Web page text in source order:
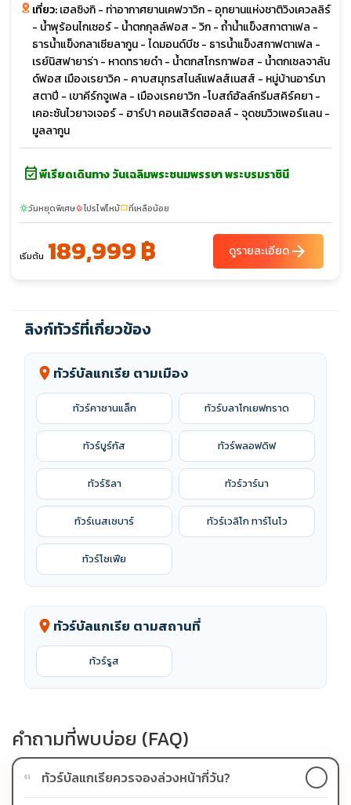
เที่ยว:เฮลซิงกิ - ท่าอากาศยานเคฟวาวิก - อุทยานแห่งชาติวิงเควลลิร์
- น้ำพุร้อนไกเซอร์ - น้ำตกกุลล์ฟอส - วิก - ถ้ำน้ำแข็งสกาตาเฟล -
ธารน้ำแข็งกลาเซียลากูน - ไดมอนด์บีช - ธารน้ำแข็งสกาฟตาเฟล -
เรย์นิสฟายาร่า - หาดทรายดำ - น้ำตกสโกรกาฟอส - น้ำตกเซลจาลัน
ด์ฟอส เมืองเรยาวิค - คาบสมุทรสไนล์แฟลส์เนสส์ - หมู่บ้านอาร์นา
สตาปี - เขาคีร์กจูเฟล - เมืองเรคยาวิก -โบสถ์ฮัลล์กรีมสคิร์คยา -
เคอะซันไวยาจเจอร์ - ฮาร์ปา คอนเสิร์ตฮอลล์ - จุดชมวิวเพอร์แลน -
มูลลากูน
event_availableพีเรียดเดินทาง วันเฉลิมพระชนมพรรษา พระบรมราชินี
sunnyวันหยุดพิเศษlocal_fire_departmentโปรไฟไหม้confirmation_numberที่เหลือน้อย
เริ่มต้น 189,999 ฿ ดูรายละเอียดarrow_forward
ลิงก์ทัวร์ที่เกี่ยวข้อง
location_on ทัวร์บัลแกเรีย ตามเมือง
ทัวร์คาซานแล็ก ทัวร์บลาโกเยฟกราด
ทัวร์บูร์กัส ทัวร์พลอฟดิฟ
ทัวร์ริลา ทัวร์วาร์นา
ทัวร์เนสเซบาร์ ทัวร์เวลิโก ทาร์โนโว
ทัวร์โซเฟีย
location_on ทัวร์บัลแกเรีย ตามสถานที่
ทัวร์รูส
คำถามที่พบบ่อย (FAQ)
01 ทัวร์บัลแกเรียควรจองล่วงหน้ากี่วัน?